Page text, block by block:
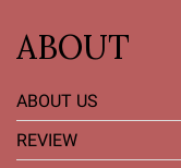
ABOUT
ABOUT US
REVIEW